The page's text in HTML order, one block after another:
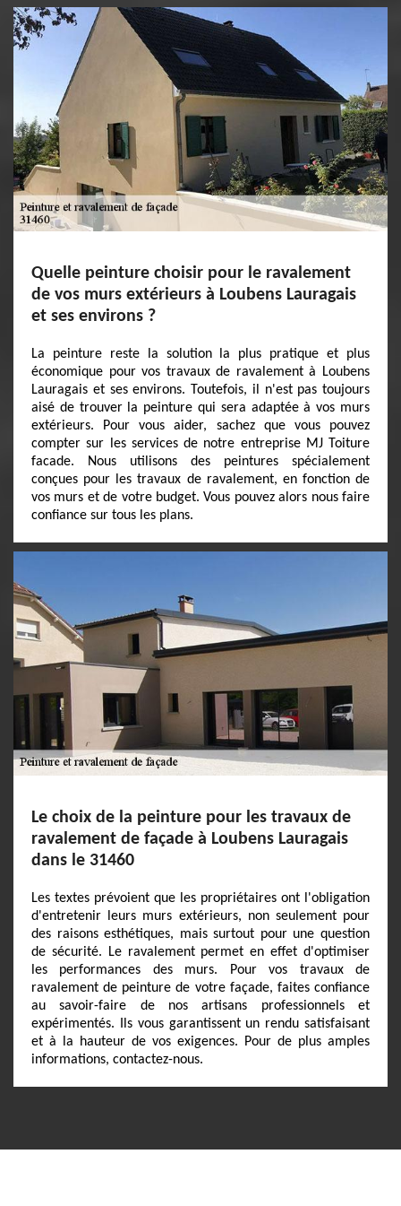
Quelle peinture choisir pour le ravalement
de vos murs extérieurs à Loubens Lauragais
et ses environs ?
La peinture reste la solution la plus pratique et plus
économique pour vos travaux de ravalement à Loubens
Lauragais et ses environs. Toutefois, il n'est pas toujours
aisé de trouver la peinture qui sera adaptée à vos murs
extérieurs. Pour vous aider, sachez que vous pouvez
compter sur les services de notre entreprise MJ Toiture
facade. Nous utilisons des peintures spécialement
conçues pour les travaux de ravalement, en fonction de
vos murs et de votre budget. Vous pouvez alors nous faire
confiance sur tous les plans.
Le choix de la peinture pour les travaux de
ravalement de façade à Loubens Lauragais
dans le 31460
Les textes prévoient que les propriétaires ont l'obligation
d'entretenir leurs murs extérieurs, non seulement pour
des raisons esthétiques, mais surtout pour une question
de sécurité. Le ravalement permet en effet d'optimiser
les performances des murs. Pour vos travaux de
ravalement de peinture de votre façade, faites confiance
au savoir-faire de nos artisans professionnels et
expérimentés. Ils vous garantissent un rendu satisfaisant
et à la hauteur de vos exigences. Pour de plus amples
informations, contactez-nous.